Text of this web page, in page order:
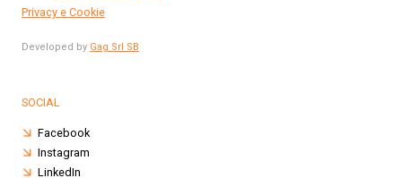
Privacy e Cookie
Developed by Gag Srl SB
SOCIAL
Facebook
Instagram
LinkedIn